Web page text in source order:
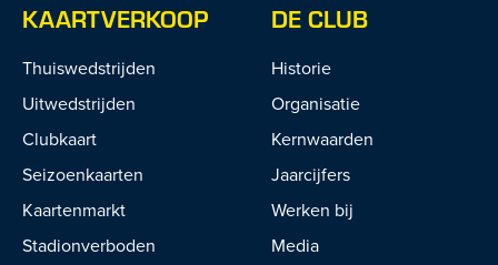
KAARTVERKOOP
Thuiswedstrijden
Uitwedstrijden
Clubkaart
Seizoenkaarten
Kaartenmarkt
Stadionverboden
DE CLUB
Historie
Organisatie
Kernwaarden
Jaarcijfers
Werken bij
Media